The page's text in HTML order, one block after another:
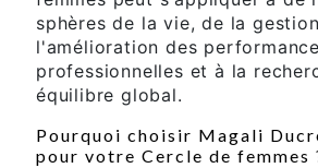
sphères de la vie, de la
l'amélioration des
professionnelles et à la
équilibre global.
Pourquoi choisir Magali
pour votre Cercle de femmes